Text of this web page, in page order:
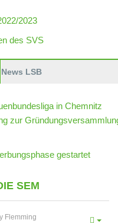
2023
des SVS
News LSB
in Chemnitz
zur
gestartet
SEM
Flemming